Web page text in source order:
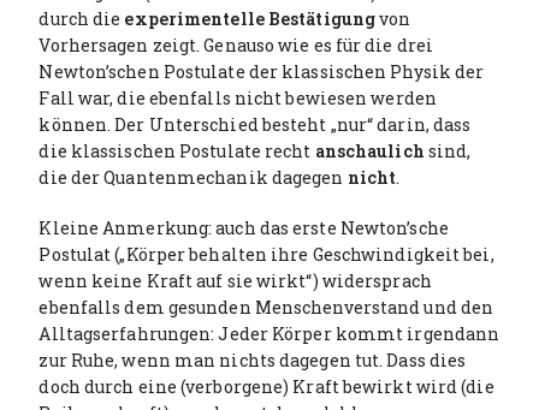
durch die experimentelle Bestätigungvon
Vorhersagen zeigt. Genauso wie es für die drei
Newton’schen Postulate der klassischen Physik der
Fall war, die ebenfalls nicht bewiesen werden
können. Der Unterschied besteht „nur“ darin, dass
die klassischen Postulate recht anschaulich sind,
die der Quantenmechanik dagegen nicht.
Kleine Anmerkung: auch das erste Newton’sche
Postulat („Körper behalten ihre Geschwindigkeit bei,
wenn keine Kraft auf sie wirkt“) widersprach
ebenfalls dem gesunden Menschenverstand und den
Alltagserfahrungen: Jeder Körper kommt irgendann
zur Ruhe, wenn man nichts dagegen tut. Dass dies
doch durch eine (verborgene) Kraft bewirkt wird (die